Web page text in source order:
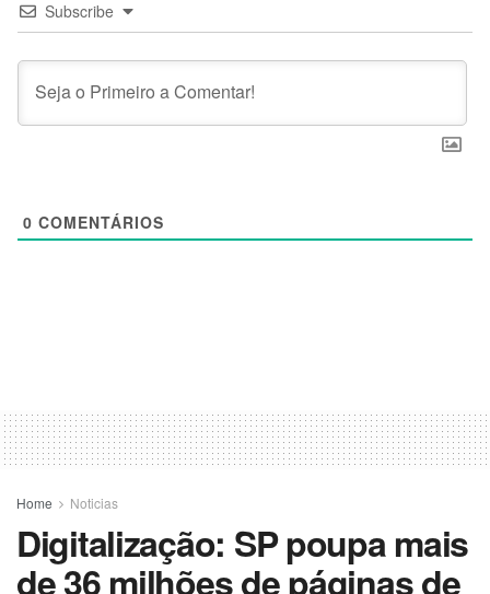
Subscribe
0 COMENTÁRIOS
Home Noticias
Digitalização: SP poupa mais
de 36 milhões de páginas de